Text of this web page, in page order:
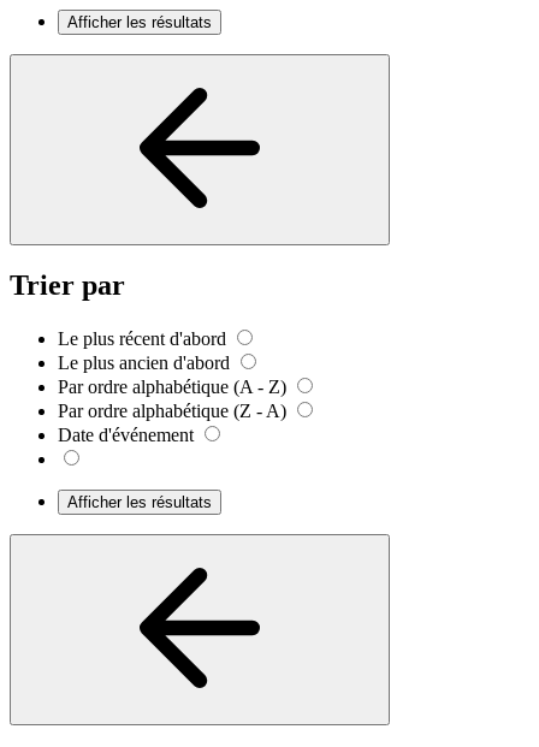
Afficher les résultats
Trier par
Le plus récent d'abord
Le plus ancien d'abord
Par ordre alphabétique (A - Z)
Par ordre alphabétique (Z - A)
Date d'événement
Afficher les résultats